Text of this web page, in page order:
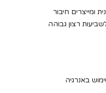
חיבור
רצון גבוהה
באנרגיה